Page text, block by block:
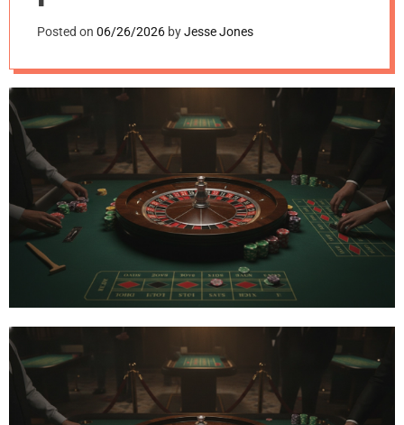
prednosti
Posted on 06/26/2026 byJesse Jones